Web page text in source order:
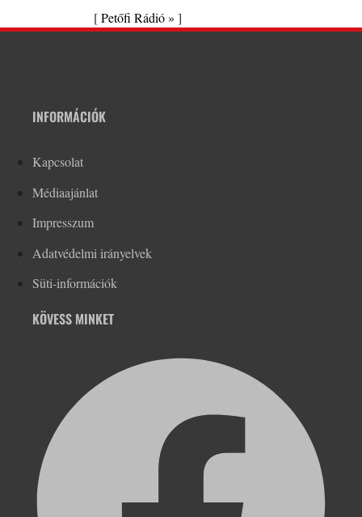
[Petőfi Rádió » ]
INFORMÁCIÓK
Kapcsolat
Médiaajánlat
Impresszum
Adatvédelmi irányelvek
Süti-információk
KÖVESS MINKET